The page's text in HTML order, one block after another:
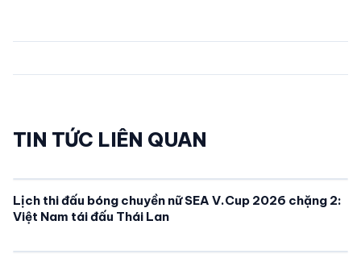
TIN TỨC LIÊN QUAN
Lịch thi đấu bóng chuyền nữ SEA V.Cup 2026 chặng 2:
Việt Nam tái đấu Thái Lan